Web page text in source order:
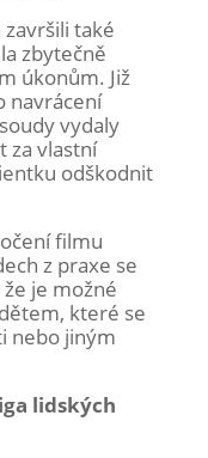
také
zbytečně
úkonům. Již
navrácení
vydaly
za vlastní
odškodnit
filmu
z praxe se
je možné
které se
nebo jiným
lidských